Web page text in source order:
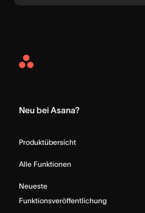
Asana
Neu bei Asana?
Produktübersicht
Alle Funktionen
Neueste
Funktionsveröffentlichung